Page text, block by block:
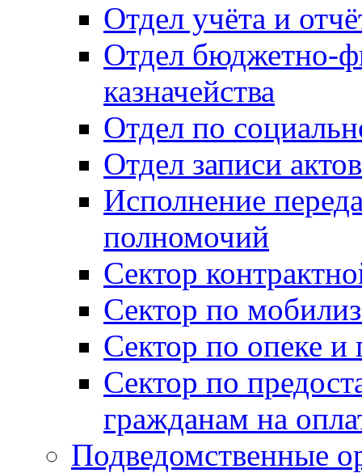
Отдел учёта и
Отдел бюджетно-
казначейства
Отдел по
Отдел записи
Исполнение
полномочий
Сектор
Сектор по
Сектор по опеке и
Сектор по
гражданам на
Подведомственные